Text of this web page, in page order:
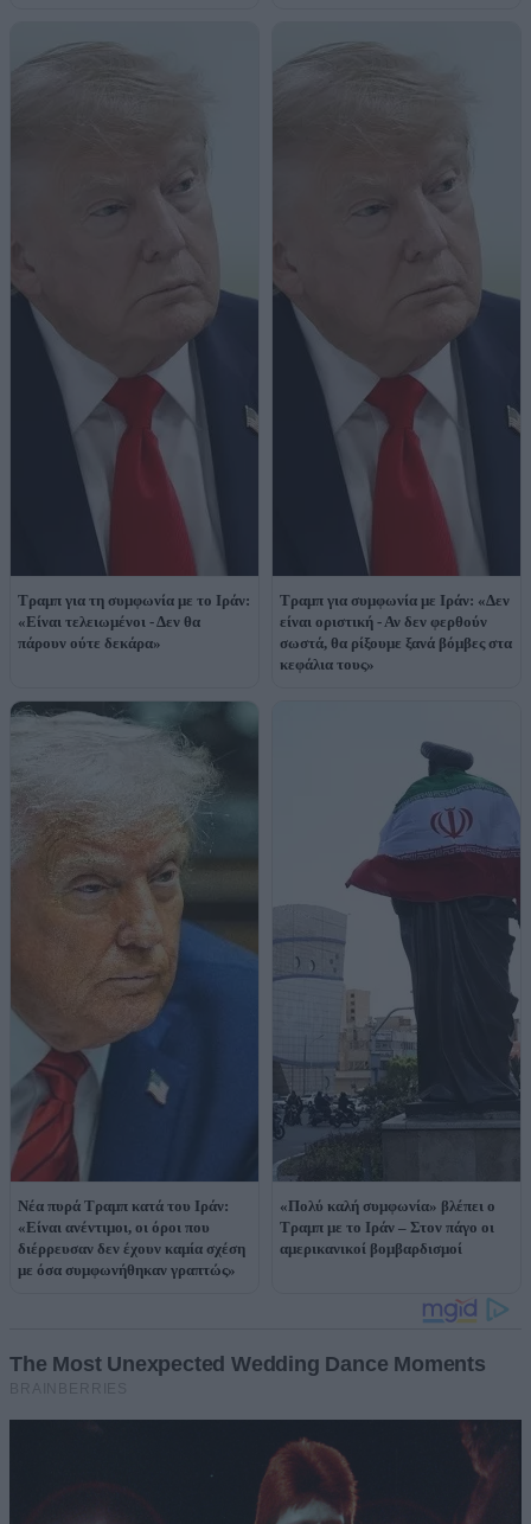
Τραμπ για τη συμφωνία με το Ιράν:
«Είναι τελειωμένοι - Δεν θα
πάρουν ούτε δεκάρα»
Τραμπ για συμφωνία με Ιράν: «Δεν
είναι οριστική - Αν δεν φερθούν
σωστά, θα ρίξουμε ξανά βόμβες στα
κεφάλια τους»
Νέα πυρά Τραμπ κατά του Ιράν:
«Είναι ανέντιμοι, οι όροι που
διέρρευσαν δεν έχουν καμία σχέση
με όσα συμφωνήθηκαν γραπτώς»
«Πολύ καλή συμφωνία» βλέπει ο
Τραμπ με το Ιράν – Στον πάγο οι
αμερικανικοί βομβαρδισμοί